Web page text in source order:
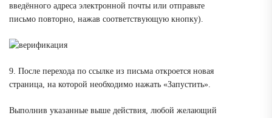
введённого адреса электронной почты или отправьте
письмо повторно, нажав соответствующую кнопку).
9. После перехода по ссылке из письма откроется новая
страница, на которой необходимо нажать «Запустить».
Выполнив указанные выше действия, любой желающий